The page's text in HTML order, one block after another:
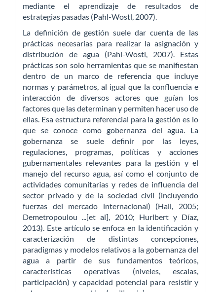
mediante el aprendizaje de resultados de
estrategias pasadas (Pahl-Wostl, 2007).
La definición de gestión suele dar cuenta de las
prácticas necesarias para realizar la asignación y
distribución de agua (Pahl-Wostl, 2007). Estas
prácticas son solo herramientas que se manifiestan
dentro de un marco de referencia que incluye
normas y parámetros, al igual que la confluencia e
interacción de diversos actores que guían los
factores que las determinan y permiten hacer uso de
ellas. Esa estructura referencial para la gestión es lo
que se conoce como gobernanza del agua. La
gobernanza se suele definir por las leyes,
regulaciones, programas, políticas y acciones
gubernamentales relevantes para la gestión y el
manejo del recurso agua, así como el conjunto de
actividades comunitarias y redes de influencia del
sector privado y de la sociedad civil (incluyendo
fuerzas del mercado internacional) (Hall, 2005;
Demetropoulou ...[et al], 2010; Hurlbert y Díaz,
2013). Este artículo se enfoca en la identificación y
caracterización de distintas concepciones,
paradigmas y modelos relativos a la gobernanza del
agua a partir de sus fundamentos teóricos,
características operativas (niveles, escalas,
participación) y capacidad potencial para resistir y